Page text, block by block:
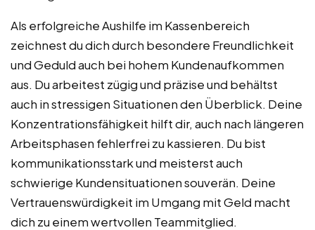
Als erfolgreiche Aushilfe im Kassenbereich
zeichnest du dich durch besondere Freundlichkeit
und Geduld auch bei hohem Kundenaufkommen
aus. Du arbeitest zügig und präzise und behältst
auch in stressigen Situationen den Überblick. Deine
Konzentrationsfähigkeit hilft dir, auch nach längeren
Arbeitsphasen fehlerfrei zu kassieren. Du bist
kommunikationsstark und meisterst auch
schwierige Kundensituationen souverän. Deine
Vertrauenswürdigkeit im Umgang mit Geld macht
dich zu einem wertvollen Teammitglied.